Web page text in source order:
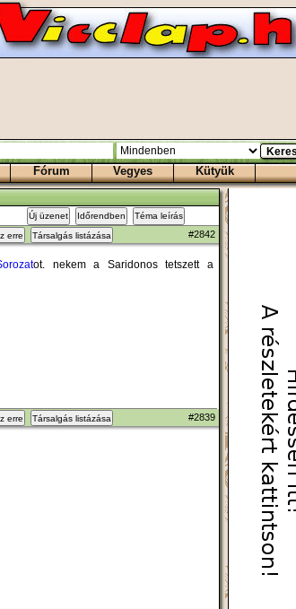
Fórum Vegyes Kütyük
Új üzenet Időrendben Téma leírás
erre Társalgás listázása #2842
ot. nekem a Saridonos tetszett a
erre Társalgás listázása #2839